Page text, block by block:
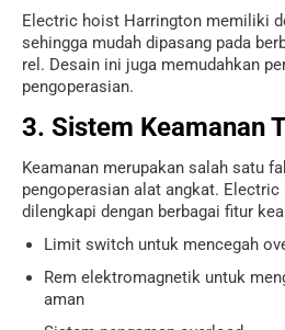
Electric hoist Harrington memiliki
sehingga mudah dipasang pada
rel. Desain ini juga memudahkan
pengoperasian.
3. Sistem Keamanan
Keamanan merupakan salah satu
pengoperasian alat angkat.
dilengkapi dengan berbagai fitur
Limit switch untuk mencegah
Rem elektromagnetik untuk
aman